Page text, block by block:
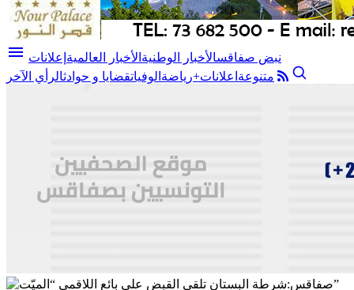
menu نبض صفاقسالأخبار الوطنية الأخبار العالمية إعلانات
متنوعة اعلانات+رياضة الوفياتقضايا و حوادثالرأي الآخر